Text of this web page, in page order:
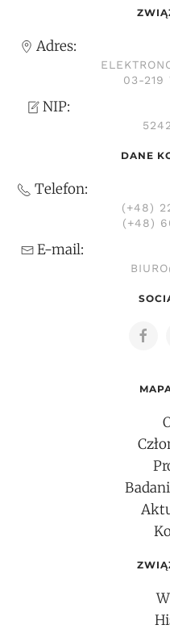
Adres:
03-219
NIP:
DANE
Telefon:
(+48)
(+48)
E-mail: